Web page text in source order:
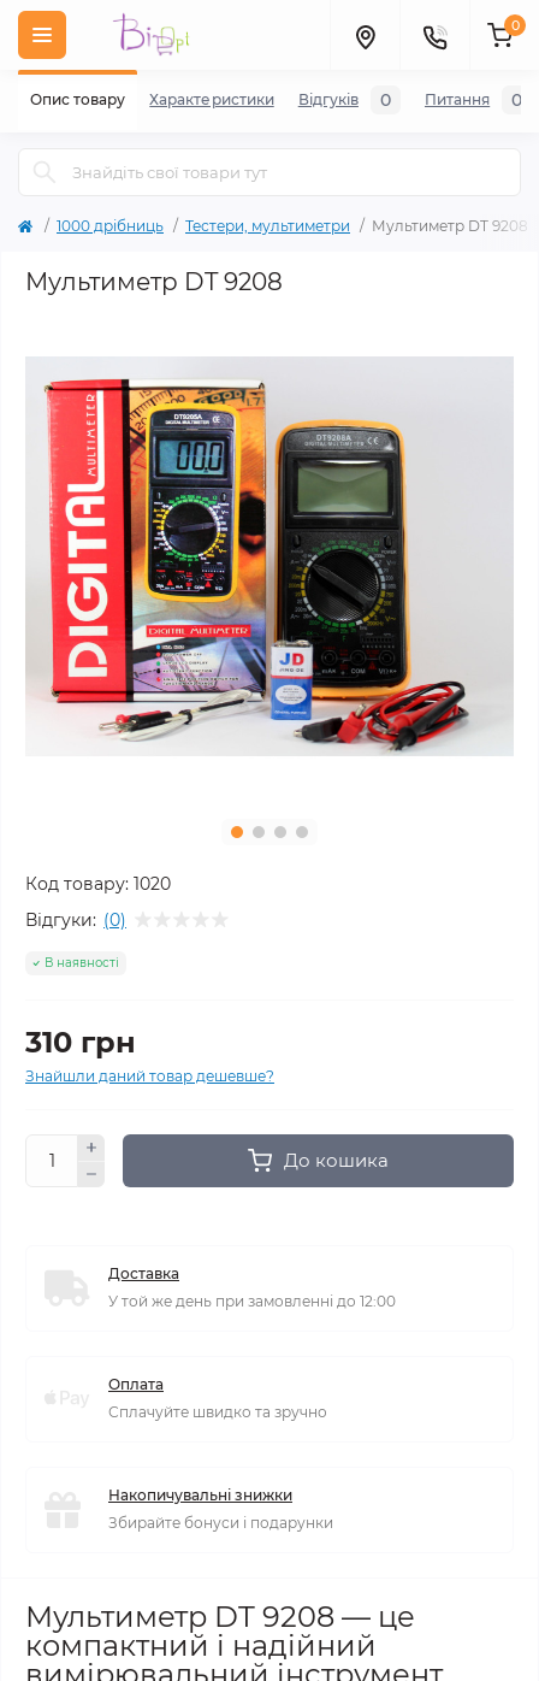
0
1000 дрібниць Тестери, мультиметри Мультиметр DT 9208
Мультиметр DT 9208
Код товару: 1020
Відгуки: (0)
В наявності
310 грн
Знайшли даний товар дешевше?
До кошика
Доставка
У той же день при замовленні до 12:00
Оплата
Сплачуйте швидко та зручно
Накопичувальні знижки
Збирайте бонуси і подарунки
Опис товару Характеристики Відгуків 0 Питання 0
Мультиметр DT 9208 — це
компактний і надійний